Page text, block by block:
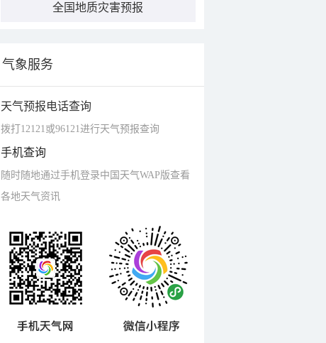
全国地质灾害预报
气象服务
天气预报电话查询
拨打12121或96121进行天气预报查询
手机查询
随时随地通过手机登录中国天气WAP版查看
各地天气资讯